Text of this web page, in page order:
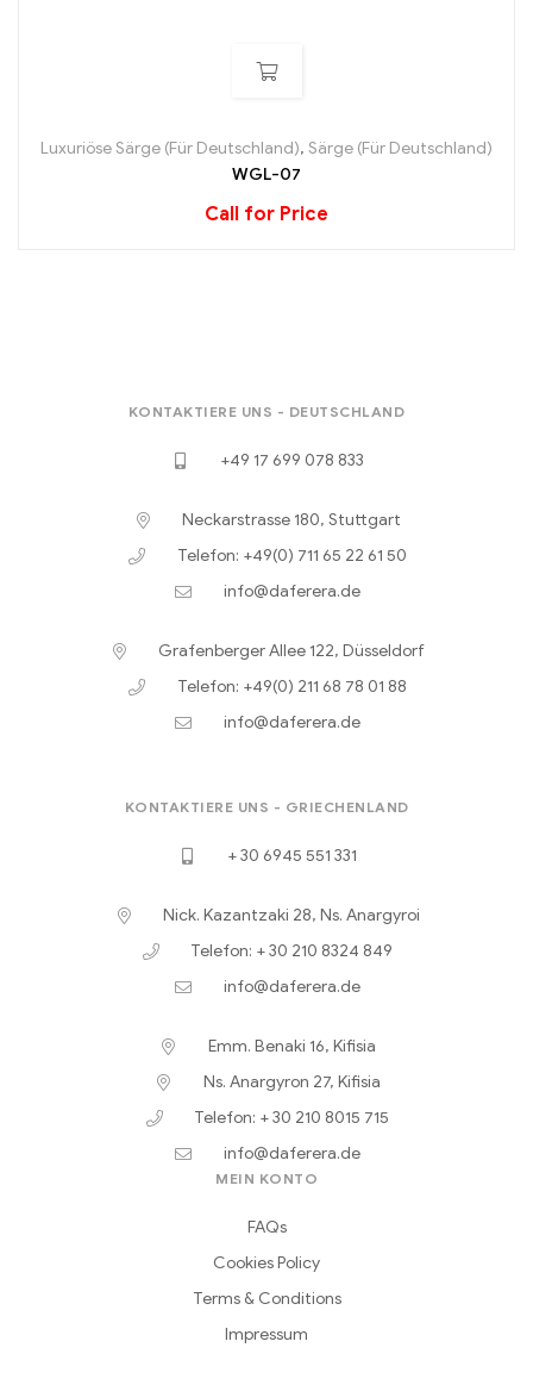
Luxuriöse Särge (Für Deutschland), Särge (Für Deutschland)
WGL-07
Call for Price
KONTAKTIERE UNS - DEUTSCHLAND
+49 17 699 078 833
Neckarstrasse 180, Stuttgart
Telefon: +49(0) 711 65 22 61 50
info@daferera.de
Grafenberger Allee 122, Düsseldorf
Telefon: +49(0) 211 68 78 01 88
info@daferera.de
KONTAKTIERE UNS - GRIECHENLAND
+ 30 6945 551 331
Nick. Kazantzaki 28, Ns. Anargyroi
Telefon: + 30 210 8324 849
info@daferera.de
Emm. Benaki 16, Kifisia
Ns. Anargyron 27, Kifisia
Telefon: + 30 210 8015 715
info@daferera.de
MEIN KONTO
FAQs
Cookies Policy
Terms & Conditions
Impressum